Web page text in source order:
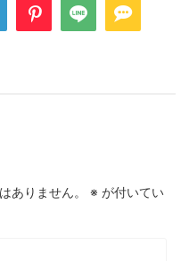
ありません。 ※ が付いてい